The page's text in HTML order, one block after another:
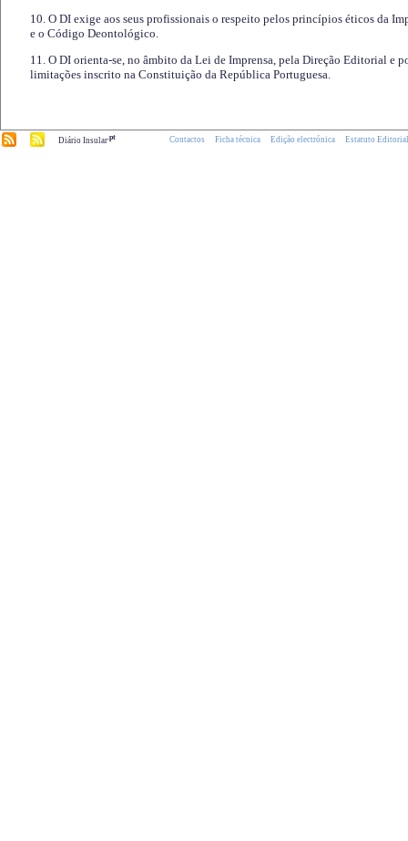
10. O DI exige aos seus profissionais o respeito pelos princípios éticos da
e o Código Deontológico.
11. O DI orienta-se, no âmbito da Lei de Imprensa, pela Direção Editorial e
limitações inscrito na Constituição da República Portuguesa.
Diário Insular.pt Contactos Ficha técnica Edição electrónica Estatuto Editorial